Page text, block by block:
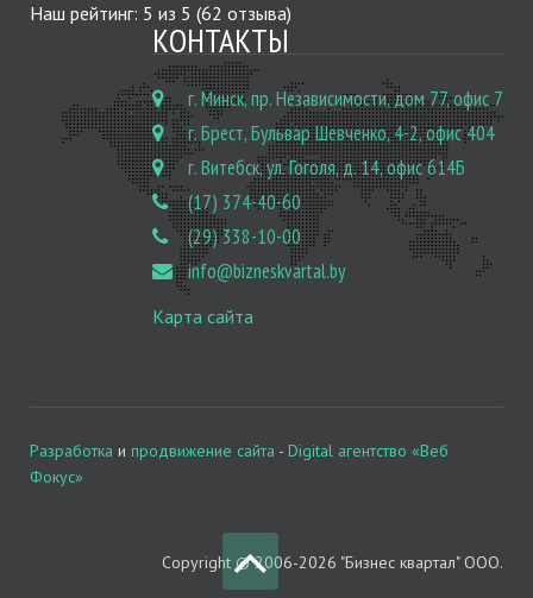
Наш рейтинг: 5 из 5 (62 отзыва)
КОНТАКТЫ
г. Минск, пр. Независимости, дом 77, офис 7
г. Брест, Бульвар Шевченко, 4-2, офис 404
г. Витебск, ул. Гоголя, д. 14, офис 614Б
(17) 374-40-60
(29) 338-10-00
info@bizneskvartal.by
Карта сайта
Разработка и продвижение сайта - Digital агентство «Веб
Фокус»
Copyright © 2006-2026 "Бизнес квартал" ООО.